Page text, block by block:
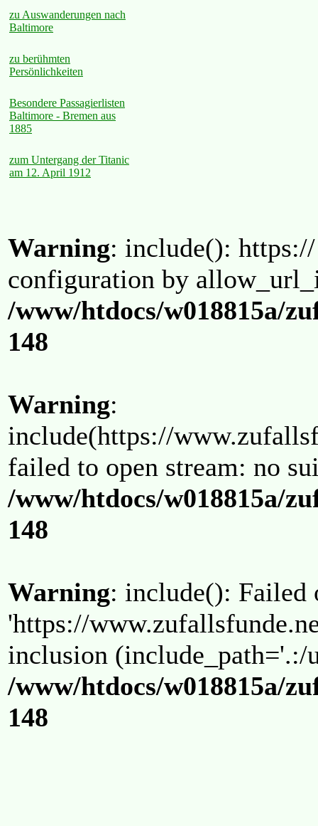
zu Auswanderungen nach
Baltimore
zu berühmten
Persönlichkeiten
Besondere Passagierlisten
Baltimore - Bremen aus
1885
zum Untergang der Titanic
am 12. April 1912
Warning: include():
configuration by
/www/htdocs/w018815a/
148
Warning:
include(https://
failed to open stream: no
/www/htdocs/w018815a/
148
Warning: include(): Failed
'https://
inclusion (include_path='.:/
/www/htdocs/w018815a/
148